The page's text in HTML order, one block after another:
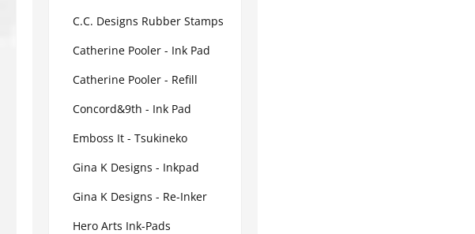
C.C. Designs Rubber Stamps
Catherine Pooler - Ink Pad
Catherine Pooler - Refill
Concord&9th - Ink Pad
Emboss It - Tsukineko
Gina K Designs - Inkpad
Gina K Designs - Re-Inker
Hero Arts Ink-Pads